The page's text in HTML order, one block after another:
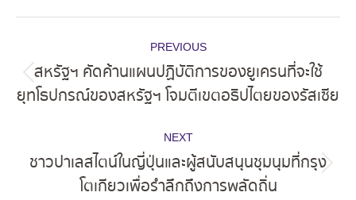
navigation
PREVIOUS
post:
สหรัฐฯ คัดค้านแผนปฏิบัติการของยูเครนที่จะใช้
ยุทโธปกรณ์ของสหรัฐฯ โจมตีเขตอธิปไตยของรัสเซีย
NEXT
Next
post:
ชาวปาเลสไตน์ในญี่ปุ่นและผู้สนับสนุนชุมนุมที่กรุง
โตเกียวเพื่อรำลึกถึงการพลัดถิ่น